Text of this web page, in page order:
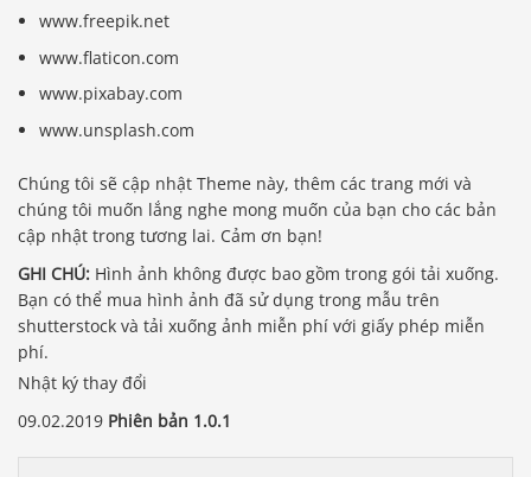
www.freepik.net
www.flaticon.com
www.pixabay.com
www.unsplash.com
Chúng tôi sẽ cập nhật Theme này, thêm các trang mới và
chúng tôi muốn lắng nghe mong muốn của bạn cho các bản
cập nhật trong tương lai. Cảm ơn bạn!
GHI CHÚ: Hình ảnh không được bao gồm trong gói tải xuống.
Bạn có thể mua hình ảnh đã sử dụng trong mẫu trên
shutterstock và tải xuống ảnh miễn phí với giấy phép miễn
phí.
Nhật ký thay đổi
09.02.2019 Phiên bản 1.0.1